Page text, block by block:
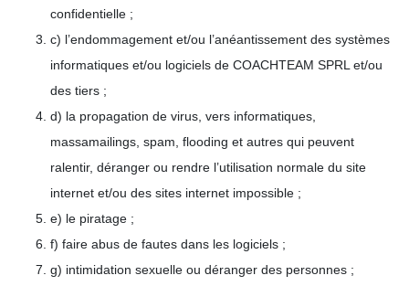
confidentielle ;
c) l’endommagement et/ou l’anéantissement des systèmes
informatiques et/ou logiciels de COACHTEAM SPRL et/ou
des tiers ;
d) la propagation de virus, vers informatiques,
massamailings, spam, flooding et autres qui peuvent
ralentir, déranger ou rendre l’utilisation normale du site
internet et/ou des sites internet impossible ;
e) le piratage ;
f) faire abus de fautes dans les logiciels ;
g) intimidation sexuelle ou déranger des personnes ;